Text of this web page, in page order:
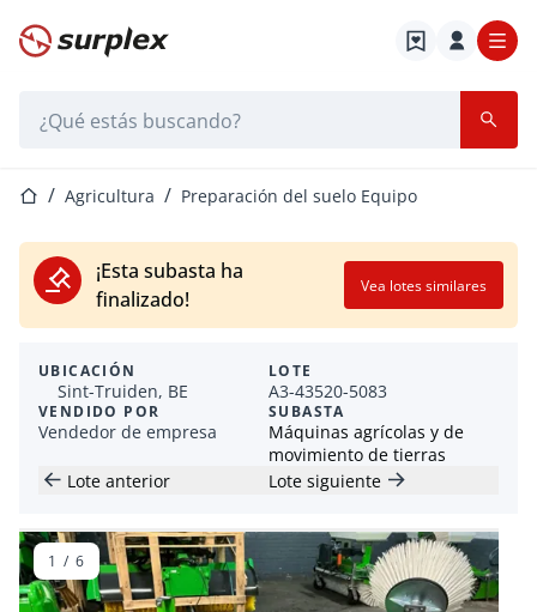
Página de inicio
Página de inicio
Agricultura Preparación del suelo Equipo
¡Esta subasta ha
finalizado!
Vea lotes similares
UBICACIÓN
Sint-Truiden, BE
VENDIDO POR
Vendedor de empresa
LOTE
A3-43520-5083
SUBASTA
Máquinas agrícolas y de
movimiento de tierras
Lote anterior
Lote siguiente
1 / 6